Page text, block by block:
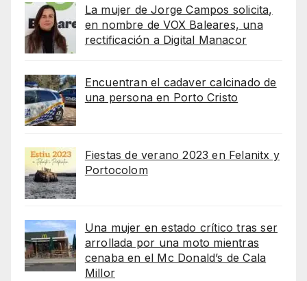
La mujer de Jorge Campos solicita,
en nombre de VOX Baleares, una
rectificación a Digital Manacor
Encuentran el cadaver calcinado de
una persona en Porto Cristo
Fiestas de verano 2023 en Felanitx y
Portocolom
Una mujer en estado crítico tras ser
arrollada por una moto mientras
cenaba en el Mc Donald’s de Cala
Millor